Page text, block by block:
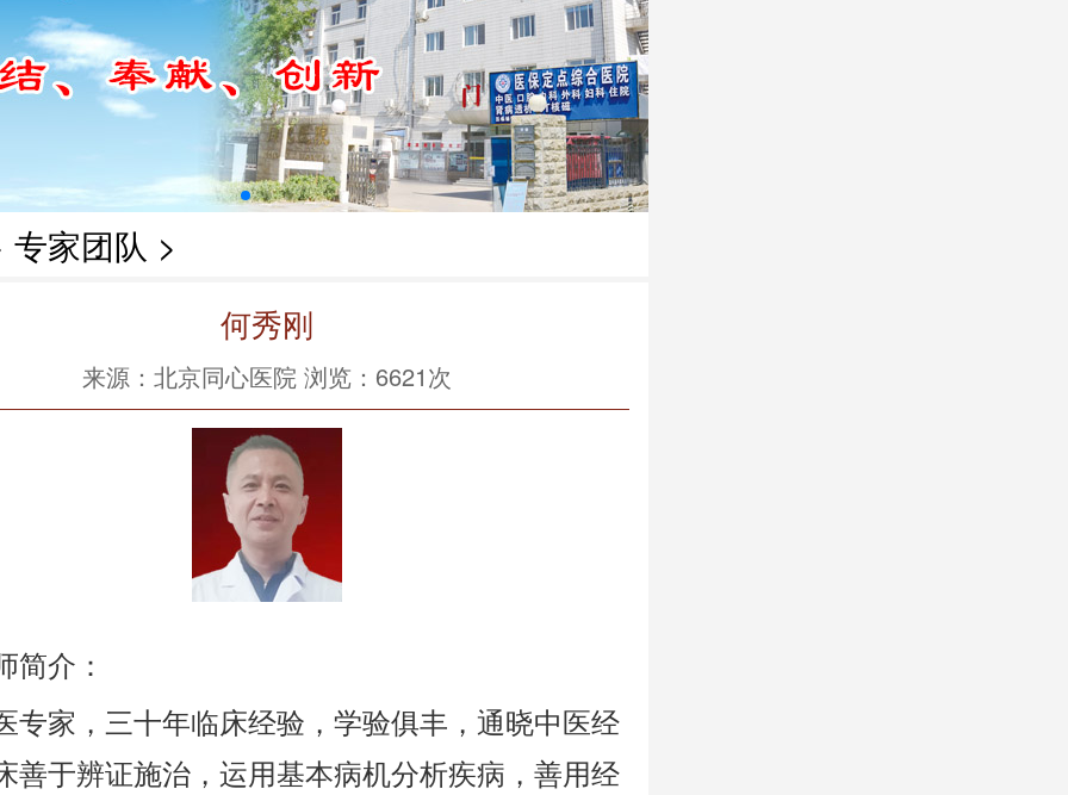
专家团队 >
何秀刚
来源：北京同心医院 浏览： 6621次
简介：
专家，三十年临床经验，学验俱丰，通晓中医经
善于辨证施治，运用基本病机分析疾病，善用经